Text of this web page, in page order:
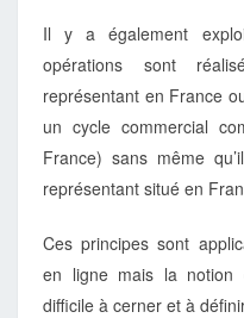
Il y a également
opérations sont
représentant en France
un cycle commercial
France) sans même
représentant situé en
Ces principes sont
en ligne mais la notion
difficile à cerner et à